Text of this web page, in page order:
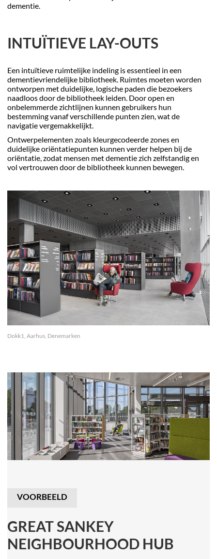
dementie.
INTUÏTIEVE LAY-OUTS
Een intuïtieve ruimtelijke indeling is essentieel in een
dementievriendelijke bibliotheek. Ruimtes moeten worden
ontworpen met duidelijke, logische paden die bezoekers
naadloos door de bibliotheek leiden. Door open en
onbelemmerde zichtlijnen kunnen gebruikers hun
bestemming vanaf verschillende punten zien, wat de
navigatie vergemakkelijkt.
Ontwerpelementen zoals kleurgecodeerde zones en
duidelijke oriëntatiepunten kunnen verder helpen bij de
oriëntatie, zodat mensen met dementie zich zelfstandig en
vol vertrouwen door de bibliotheek kunnen bewegen.
Dokk1, Aarhus, Denemarken
VOORBEELD
GREAT SANKEY
NEIGHBOURHOOD HUB